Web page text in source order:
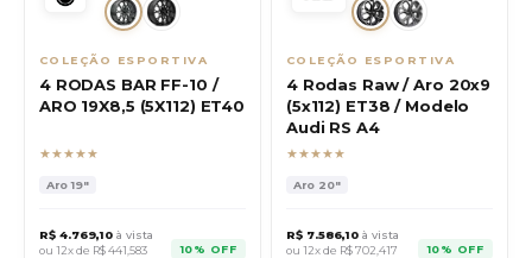
COLEÇÃO ESPORTIVA
4 RODAS BAR FF-10 /
ARO 19X8,5 (5X112) ET40
★★★★★
Aro19"
R$ 4.769,10 à vista
ou 12x de R$441,583
10% OFF
COLEÇÃO ESPORTIVA
4 Rodas Raw / Aro 20x9
(5x112) ET38 / Modelo
Audi RS A4
★★★★★
Aro 20"
R$ 7.586,10 à vista
ou 12x de R$702,417
10% OFF